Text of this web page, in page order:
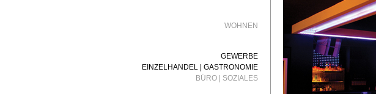
WOHNEN
GEWERBE
EINZELHANDEL | GASTRONOMIE
BÜRO | SOZIALES